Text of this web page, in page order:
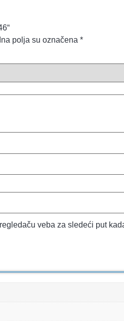
polja su označena *
veba za sledeći put